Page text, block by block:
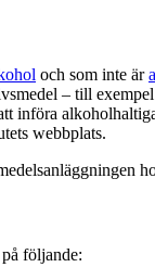
och som inte är
– till
införa
webbplats.
följande: